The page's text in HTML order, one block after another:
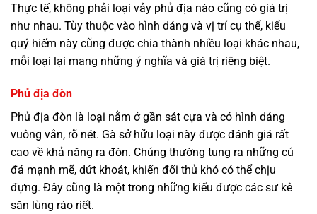
Thực tế, không phải loại vảy phủ địa nào cũng có giá trị
như nhau. Tùy thuộc vào hình dáng và vị trí cụ thể, kiểu
quý hiếm này cũng được chia thành nhiều loại khác nhau,
mỗi loại lại mang những ý nghĩa và giá trị riêng biệt.
Phủ địa đòn
Phủ địa đòn là loại nằm ở gần sát cựa và có hình dáng
vuông vắn, rõ nét. Gà sở hữu loại này được đánh giá rất
cao về khả năng ra đòn. Chúng thường tung ra những cú
đá mạnh mẽ, dứt khoát, khiến đối thủ khó có thể chịu
đựng. Đây cũng là một trong những kiểu được các sư kê
săn lùng ráo riết.